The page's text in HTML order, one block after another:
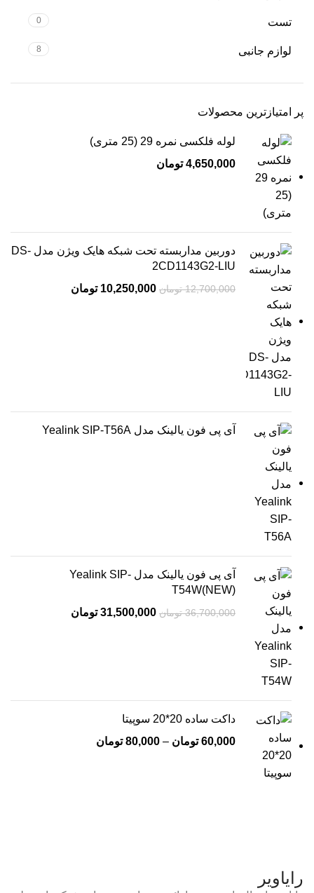
تست 0
لوازم جانبی 8
پر امتیازترین محصولات
لوله فلکسی نمره 29 (25 متری)
4,650,000 تومان
دوربین مداربسته تحت شبکه هایک ویژن مدل DS-
2CD1143G2-LIU
12,700,000 تومان 10,250,000 تومان
آی پی فون یالینک مدل Yealink SIP-T56A
آی پی فون یالینک مدل Yealink SIP-
T54W(NEW)
36,700,000 تومان 31,500,000 تومان
داکت ساده 20*20 سوپیتا
60,000 تومان –
80,000 تومان
رایاویر